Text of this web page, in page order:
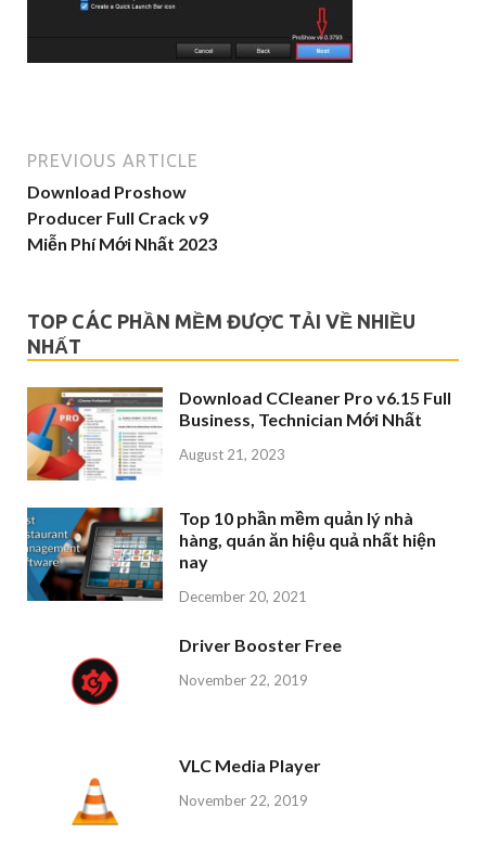
PREVIOUS ARTICLE
Download Proshow
Producer Full Crack v9
Miễn Phí Mới Nhất 2023
TOP CÁC PHẦN MỀM ĐƯỢC TẢI VỀ NHIỀU
NHẤT
Download CCleaner Pro v6.15 Full
Business, Technician Mới Nhất
August 21, 2023
Top 10 phần mềm quản lý nhà
hàng, quán ăn hiệu quả nhất hiện
nay
December 20, 2021
Driver Booster Free
November 22, 2019
VLC Media Player
November 22, 2019